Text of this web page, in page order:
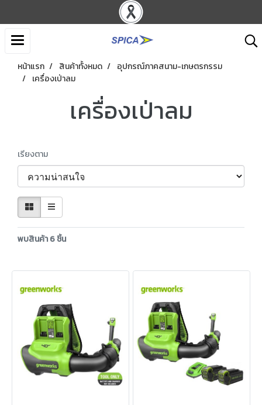
หน้าแรก สินค้าทั้งหมด
อุปกรณ์ภาคสนาม-เกษตรกรรม
เครื่องเป่าลม
เครื่องเป่าลม
เรียงตาม
พบสินค้า 6 ชิ้น